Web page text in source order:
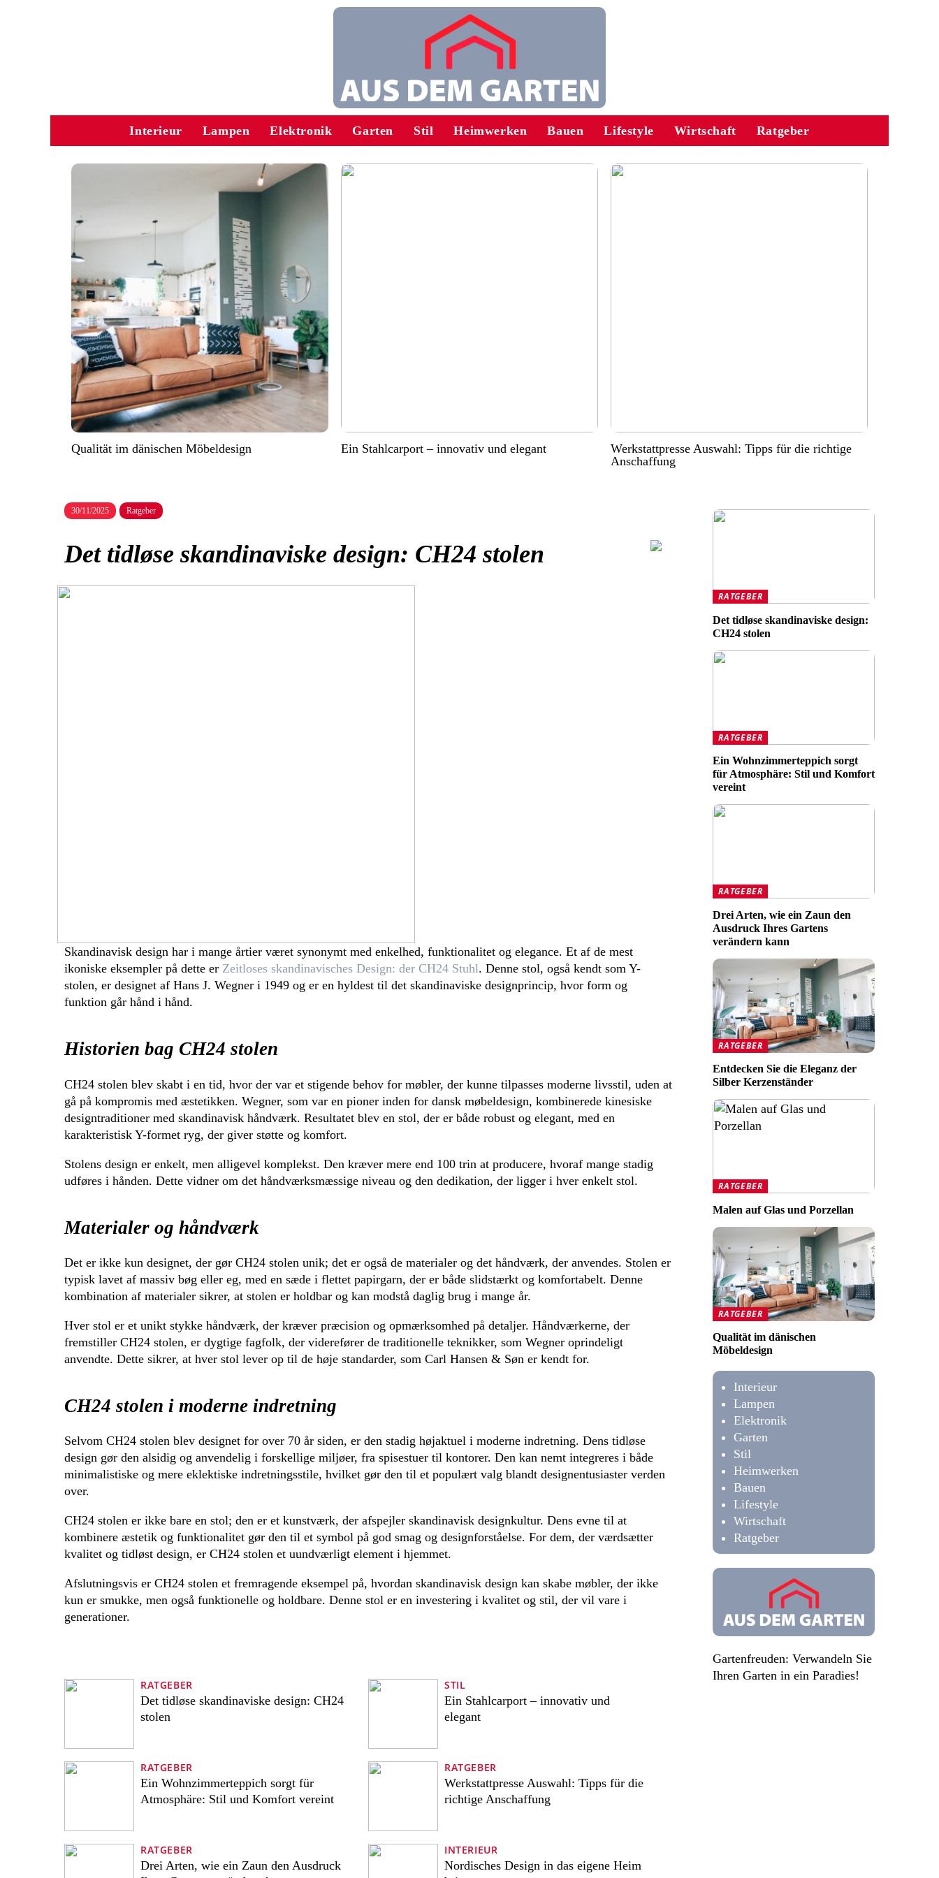
Interieur Lampen Elektronik Garten Stil Heimwerken Bauen Lifestyle Wirtschaft Ratgeber
Qualität im dänischen Möbeldesign Ein Stahlcarport – innovativ und elegant
Werkstattpresse Auswahl: Tipps für die richtige
Anschaffung
30/11/2025 Ratgeber
Det tidløse skandinaviske design: CH24 stolen
Skandinavisk design har i mange årtier været synonymt med enkelhed, funktionalitet og elegance. Et af de mest
ikoniske eksempler på dette er Zeitloses skandinavisches Design: der CH24 Stuhl. Denne stol, også kendt som Y-
stolen, er designet af Hans J. Wegner i 1949 og er en hyldest til det skandinaviske designprincip, hvor form og
funktion går hånd i hånd.
Historien bag CH24 stolen
CH24 stolen blev skabt i en tid, hvor der var et stigende behov for møbler, der kunne tilpasses moderne livsstil, uden at
gå på kompromis med æstetikken. Wegner, som var en pioner inden for dansk møbeldesign, kombinerede kinesiske
designtraditioner med skandinavisk håndværk. Resultatet blev en stol, der er både robust og elegant, med en
karakteristisk Y-formet ryg, der giver støtte og komfort.
Stolens design er enkelt, men alligevel komplekst. Den kræver mere end 100 trin at producere, hvoraf mange stadig
udføres i hånden. Dette vidner om det håndværksmæssige niveau og den dedikation, der ligger i hver enkelt stol.
Materialer og håndværk
Det er ikke kun designet, der gør CH24 stolen unik; det er også de materialer og det håndværk, der anvendes. Stolen er
typisk lavet af massiv bøg eller eg, med en sæde i flettet papirgarn, der er både slidstærkt og komfortabelt. Denne
kombination af materialer sikrer, at stolen er holdbar og kan modstå daglig brug i mange år.
Hver stol er et unikt stykke håndværk, der kræver præcision og opmærksomhed på detaljer. Håndværkerne, der
fremstiller CH24 stolen, er dygtige fagfolk, der viderefører de traditionelle teknikker, som Wegner oprindeligt
anvendte. Dette sikrer, at hver stol lever op til de høje standarder, som Carl Hansen & Søn er kendt for.
CH24 stolen i moderne indretning
Selvom CH24 stolen blev designet for over 70 år siden, er den stadig højaktuel i moderne indretning. Dens tidløse
design gør den alsidig og anvendelig i forskellige miljøer, fra spisestuer til kontorer. Den kan nemt integreres i både
minimalistiske og mere eklektiske indretningsstile, hvilket gør den til et populært valg blandt designentusiaster verden
over.
CH24 stolen er ikke bare en stol; den er et kunstværk, der afspejler skandinavisk designkultur. Dens evne til at
kombinere æstetik og funktionalitet gør den til et symbol på god smag og designforståelse. For dem, der værdsætter
kvalitet og tidløst design, er CH24 stolen et uundværligt element i hjemmet.
Afslutningsvis er CH24 stolen et fremragende eksempel på, hvordan skandinavisk design kan skabe møbler, der ikke
kun er smukke, men også funktionelle og holdbare. Denne stol er en investering i kvalitet og stil, der vil vare i
generationer.
RATGEBER
Det tidløse skandinaviske design: CH24
stolen
RATGEBER
Ein Wohnzimmerteppich sorgt für
Atmosphäre: Stil und Komfort vereint
RATGEBER
Drei Arten, wie ein Zaun den Ausdruck
STIL
Ein Stahlcarport – innovativ und
elegant
RATGEBER
Werkstattpresse Auswahl: Tipps für die
richtige Anschaffung
INTERIEUR
Nordisches Design in das eigene Heim
RATGEBER
Det tidløse skandinaviske design:
CH24 stolen
RATGEBER
Ein Wohnzimmerteppich sorgt
für Atmosphäre: Stil und Komfort
vereint
RATGEBER
Drei Arten, wie ein Zaun den
Ausdruck Ihres Gartens
verändern kann
RATGEBER
Entdecken Sie die Eleganz der
Silber Kerzenständer
RATGEBER
Malen auf Glas und Porzellan
RATGEBER
Qualität im dänischen
Möbeldesign
Interieur
Lampen
Elektronik
Garten
Stil
Heimwerken
Bauen
Lifestyle
Wirtschaft
Ratgeber
Gartenfreuden: Verwandeln Sie
Ihren Garten in ein Paradies!